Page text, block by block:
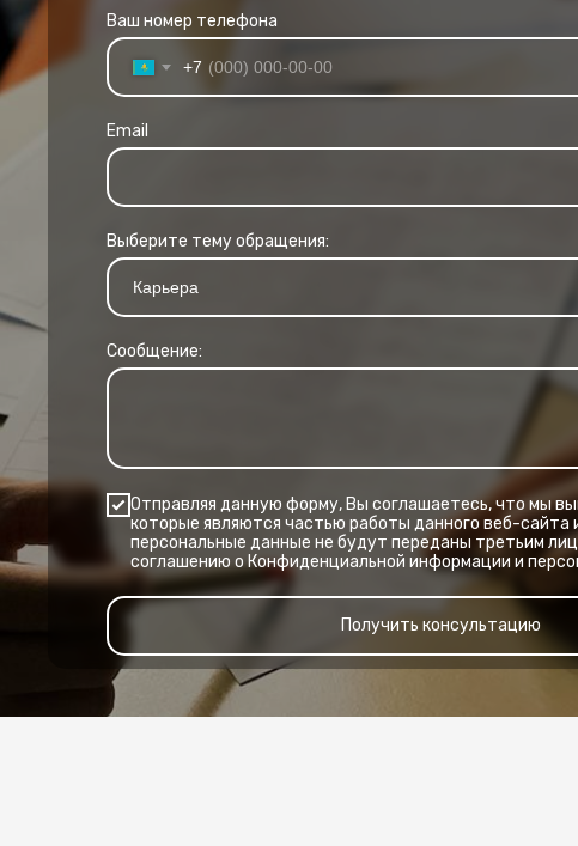
Ваш номер телефона
+7
Email
Выберите тему обращения:
Сообщение:
Отправляя данную форму, Вы соглашаетесь, что мы
которые являются частью работы данного веб-сайта
персональные данные не будут переданы третьим
соглашению о Конфиденциальной информации и
Получить консультацию